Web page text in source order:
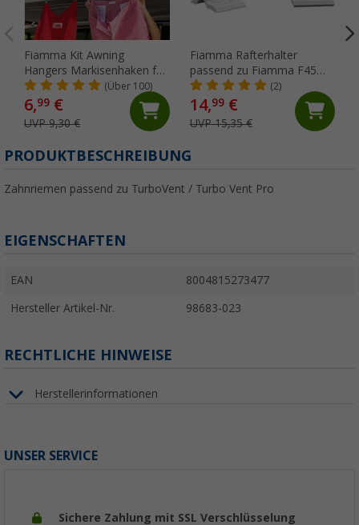
Fiamma Kit Awning
Hangers Markisenhaken für
die Kederschiene(Über 100)
6,99 €
UVP 9,30 €
Fiamma Rafterhalter
passend zu Fiamma F45
S/L / ZIP
(2)
14,99€
UVP 15,35 €
PRODUKTBESCHREIBUNG
Zahnriemen passend zu TurboVent / Turbo Vent Pro
EIGENSCHAFTEN
EAN 8004815273477
Hersteller Artikel-Nr. 98683-023
RECHTLICHE HINWEISE
Herstellerinformationen
UNSER SERVICE
Sichere Zahlung mit SSL Verschlüsselung